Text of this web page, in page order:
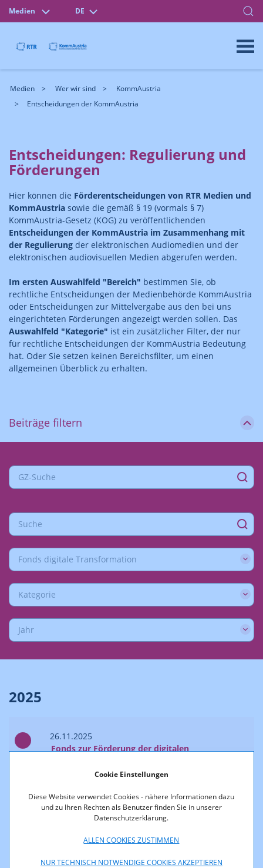
Cookie Einstellungen
Diese Website verwendet Cookies - nähere Informationen dazu
und zu Ihren Rechten als Benutzer finden Sie in unserer
Datenschutzerklärung.
ALLEN COOKIES ZUSTIMMEN
NUR TECHNISCH NOTWENDIGE COOKIES AKZEPTIEREN
Medien DE
Medien Wer wir sind
KommAustria
Entscheidungen der KommAustria
Entscheidungen: Regulierung und
Förderungen
Hier können die Förderentscheidungen von RTR Medien und
KommAustria sowie die gemäß § 19 (vormals § 7)
KommAustria-Gesetz (KOG) zu veröffentlichenden
Entscheidungen der KommAustria im Zusammenhang mit
der Regulierung der elektronischen Audiomedien und der
elektronischen audiovisuellen Medien abgerufen werden.
Im ersten Auswahlfeld "Bereich" bestimmen Sie, ob
rechtliche Entscheidungen der Medienbehörde KommAustria
oder Entscheidungen zur Mittelvergabe aus den bei uns
eingerichteten Förderungen angezeigt werden sollen. Das
Auswahlfeld "Kategorie" ist ein zusätzlicher Filter, der nur
für rechtliche Entscheidungen der KommAustria Bedeutung
hat. Oder Sie setzen keinen Bereichsfilter, um einen
allgemeinen Überblick zu erhalten.
Beiträge filtern
Fonds digitale Transformation
Kategorie
Jahr
2025
26.11.2025
Fonds zur Förderung der digitalen
Einreichtermin 2026
18.10.2024